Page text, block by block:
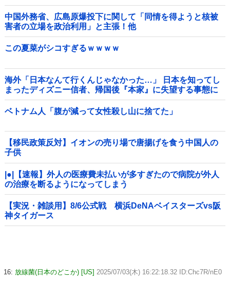
中国外務省、広島原爆投下に関して「同情を得ようと核被
害者の立場を政治利用」と主張！他
この夏菜がシコすぎるｗｗｗｗ
海外「日本なんて行くんじゃなかった…」 日本を知ってし
まったディズニー信者、帰国後『本家』に失望する事態に
ベトナム人「腹が減って女性殺し山に捨てた」
【移民政策反対】イオンの売り場で唐揚げを食う中国人の
子供
|●|【速報】外人の医療費未払いが多すぎたので病院が外人
の治療を断るようになってしまう
【実況・雑談用】8/6公式戦 横浜DeNAベイスターズvs阪
神タイガース
16: 放線菌(日本のどこか) [US] 2025/07/03(木) 16:22:18.32 ID:Chc7R/nE0